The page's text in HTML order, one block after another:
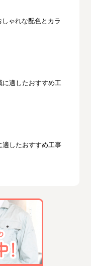
ゃれな配色とカラ
に適したおすすめ工
適したおすすめ工事